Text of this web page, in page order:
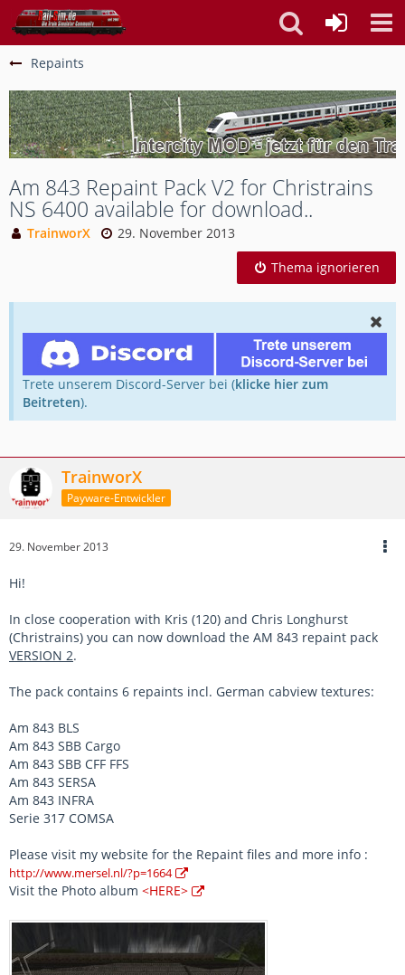
Repaints
Am 843 Repaint Pack V2 for Christrains
NS 6400 available for download..
TrainworX
29. November 2013
Thema ignorieren
Trete unserem Discord-Server bei (klicke hier zum
Beitreten).
TrainworX
Payware-Entwickler
29. November 2013
Hi!
In close cooperation with Kris (120) and Chris Longhurst
(Christrains) you can now download the AM 843 repaint pack
VERSION 2.
The pack contains 6 repaints incl. German cabview textures:
Am 843 BLS
Am 843 SBB Cargo
Am 843 SBB CFF FFS
Am 843 SERSA
Am 843 INFRA
Serie 317 COMSA
Please visit my website for the Repaint files and more info :
http://www.mersel.nl/?p=1664
Visit the Photo album <HERE>